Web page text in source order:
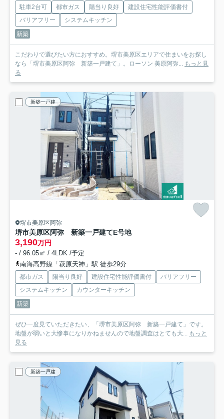
駐車2台可 都市ガス 陽当り良好
建設住宅性能評価書付
バリアフリー
システムキッチン
新築
こだわりで選びたい方におすすめ。堺市美原区エリアで住まいをお探し
なら「堺市美原区阿弥 新築一戸建て」。ローソン 美原阿弥...
もっと見
る
新築一戸建
堺市美原区阿弥
堺市美原区阿弥 新築一戸建てE号地
3,190万円
- / 96.05㎡ / 4LDK /予定
南海高野線「萩原天神」駅 徒歩29分
都市ガス 陽当り良好 建設住宅性能評価書付
バリアフリー
システムキッチン
カウンターキッチン
新築
ぜひ一度見ていただきたい、「堺市美原区阿弥 新築一戸建て」です。
地盤が弱いと大惨事になりかねませんので地盤調査はとても大...
もっと
見る
新築一戸建